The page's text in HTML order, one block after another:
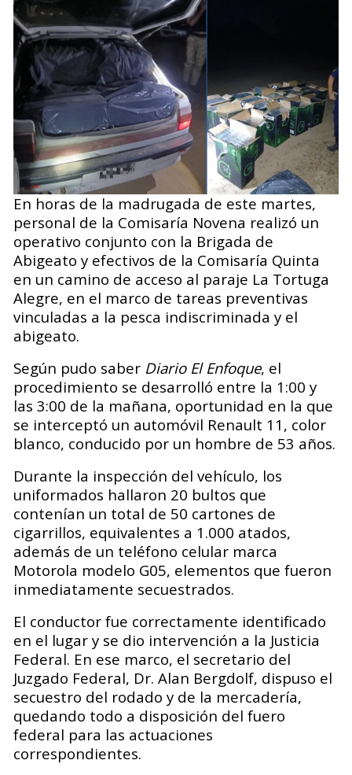
En horas de la madrugada de este martes,
personal de la Comisaría Novena realizó un
operativo conjunto con la Brigada de
Abigeato y efectivos de la Comisaría Quinta
en un camino de acceso al paraje La Tortuga
Alegre, en el marco de tareas preventivas
vinculadas a la pesca indiscriminada y el
abigeato.
Según pudo saber Diario El Enfoque, el
procedimiento se desarrolló entre la 1:00 y
las 3:00 de la mañana, oportunidad en la que
se interceptó un automóvil Renault 11, color
blanco, conducido por un hombre de 53 años.
Durante la inspección del vehículo, los
uniformados hallaron 20 bultos que
contenían un total de 50 cartones de
cigarrillos, equivalentes a 1.000 atados,
además de un teléfono celular marca
Motorola modelo G05, elementos que fueron
inmediatamente secuestrados.
El conductor fue correctamente identificado
en el lugar y se dio intervención a la Justicia
Federal. En ese marco, el secretario del
Juzgado Federal, Dr. Alan Bergdolf, dispuso el
secuestro del rodado y de la mercadería,
quedando todo a disposición del fuero
federal para las actuaciones
correspondientes.